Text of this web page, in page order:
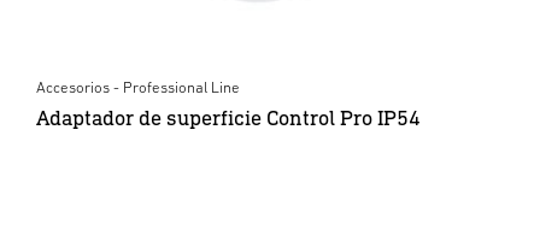
Accesorios - Professional Line
Adaptador de superficie Control Pro IP54